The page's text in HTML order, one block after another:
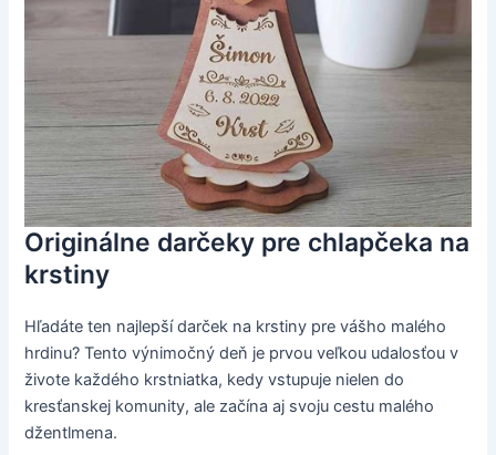
Originálne darčeky pre chlapčeka na
krstiny
Hľadáte ten najlepší darček na krstiny pre vášho malého
hrdinu? Tento výnimočný deň je prvou veľkou udalosťou v
živote každého krstniatka, kedy vstupuje nielen do
kresťanskej komunity, ale začína aj svoju cestu malého
džentlmena.